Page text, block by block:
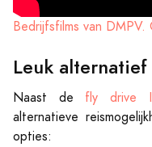
Bedrijfsfilms van
Leuk
Naast de fly drive
alternatieve
opties: